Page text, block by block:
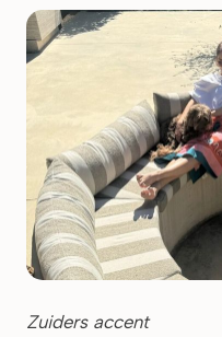
Zuiders accent